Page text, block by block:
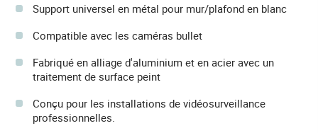
Support universel en métal pour mur/plafond en blanc
Compatible avec les caméras bullet
Fabriqué en alliage d'aluminium et en acier avec un
traitement de surface peint
Conçu pour les installations de vidéosurveillance
professionnelles.